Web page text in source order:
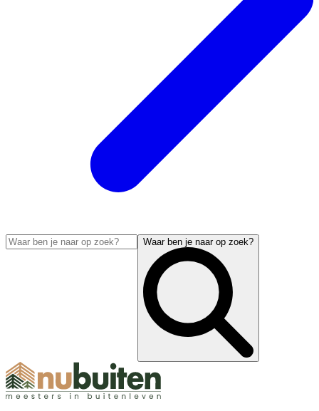
Waar ben je naar op zoek?